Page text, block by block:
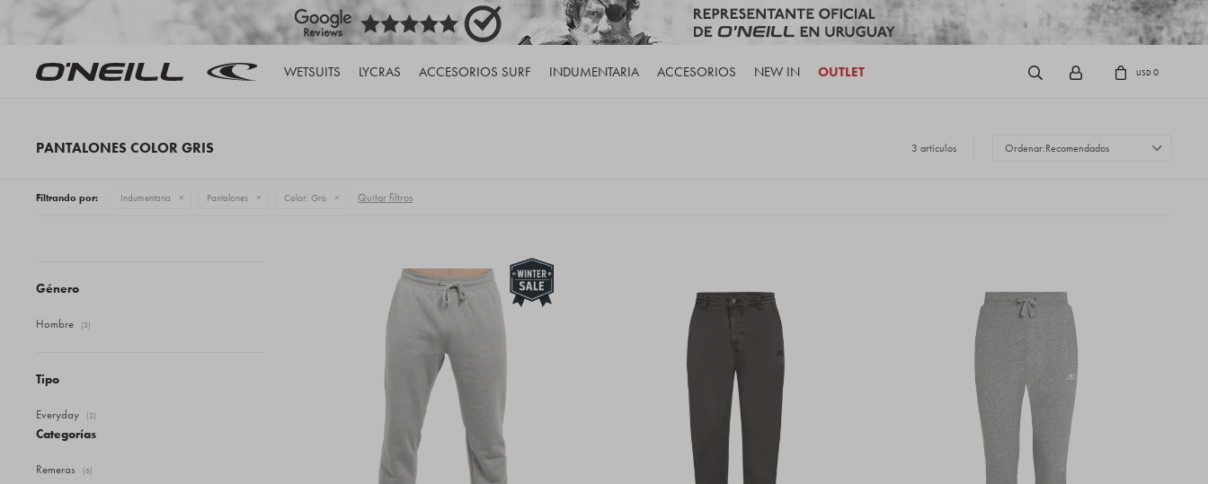
WETSUITS LYCRAS ACCESORIOS SURF INDUMENTARIA ACCESORIOS NEW IN OUTLET USD0
PANTALONES COLOR GRIS 3 artículos Recomendados
Filtrando por: Indumentaria Pantalones Color: Gris Quitar filtros
Categorías
Remeras (6)
Género
Hombre (3)
Tipo
Everyday (2)